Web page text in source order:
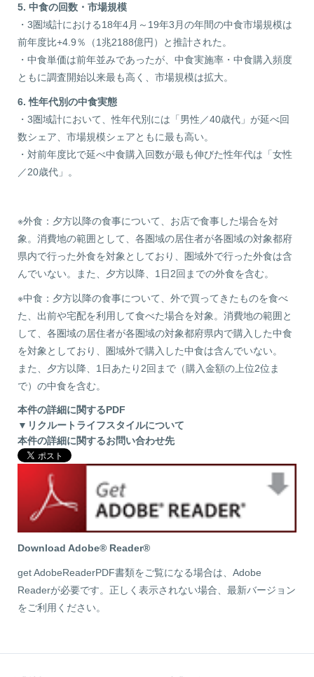
5. 中食の回数・市場規模
・3圏域計における18年4月～19年3月の年間の中食市場規模は
前年度比+4.9％（1兆2188億円）と推計された。
・中食単価は前年並みであったが、中食実施率・中食購入頻度
ともに調査開始以来最も高く、市場規模は拡大。
6. 性年代別の中食実態
・3圏域計において、性年代別には「男性／40歳代」が延べ回
数シェア、市場規模シェアともに最も高い。
・対前年度比で延べ中食購入回数が最も伸びた性年代は「女性
／20歳代」。
※外食：夕方以降の食事について、お店で食事した場合を対
象。消費地の範囲として、各圏域の居住者が各圏域の対象都府
県内で行った外食を対象としており、圏域外で行った外食は含
んでいない。また、夕方以降、1日2回までの外食を含む。
※中食：夕方以降の食事について、外で買ってきたものを食べ
た、出前や宅配を利用して食べた場合を対象。消費地の範囲と
して、各圏域の居住者が各圏域の対象都府県内で購入した中食
を対象としており、圏域外で購入した中食は含んでいない。
また、夕方以降、1日あたり2回まで（購入金額の上位2位ま
で）の中食を含む。
本件の詳細に関するPDF
▼リクルートライフスタイルについて
本件の詳細に関するお問い合わせ先
Download Adobe® Reader®
get AdobeReaderPDF書類をご覧になる場合は、Adobe
Readerが必要です。正しく表示されない場合、最新バージョン
をご利用ください。